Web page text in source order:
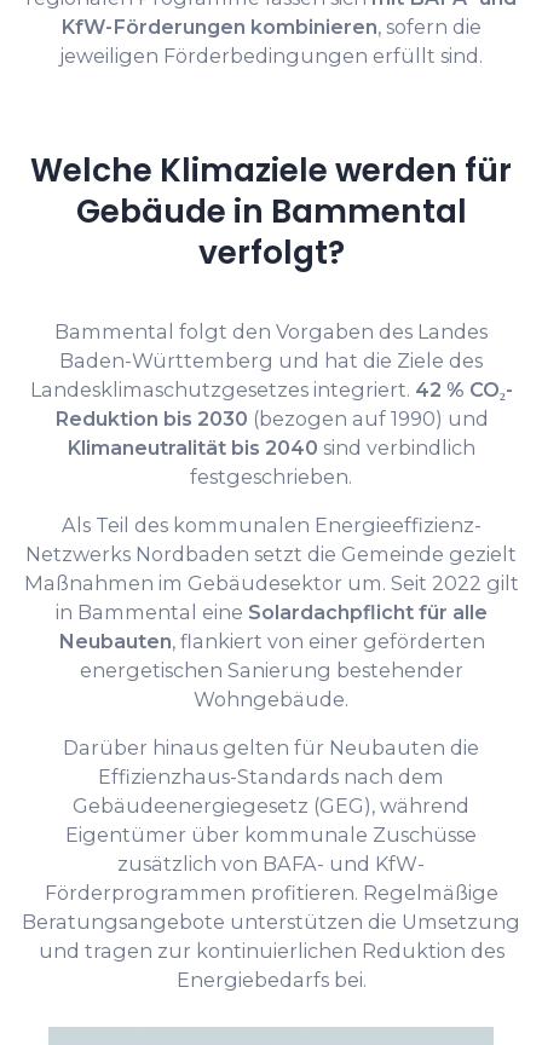
KfW-Förderungen kombinieren, sofern die
jeweiligen Förderbedingungen erfüllt sind.
Welche Klimaziele werden für
Gebäude in Bammental
verfolgt?
Bammental folgt den Vorgaben des Landes
Baden-Württemberg und hat die Ziele des
Landesklimaschutzgesetzes integriert. 42 % CO₂-
Reduktion bis 2030 (bezogen auf 1990) und
Klimaneutralität bis 2040 sind verbindlich
festgeschrieben.
Als Teil des kommunalen Energieeffizienz-
Netzwerks Nordbaden setzt die Gemeinde gezielt
Maßnahmen im Gebäudesektor um. Seit 2022 gilt
in Bammental eine Solardachpflicht für alle
Neubauten, flankiert von einer geförderten
energetischen Sanierung bestehender
Wohngebäude.
Darüber hinaus gelten für Neubauten die
Effizienzhaus-Standards nach dem
Gebäudeenergiegesetz (GEG), während
Eigentümer über kommunale Zuschüsse
zusätzlich von BAFA- und KfW-
Förderprogrammen profitieren. Regelmäßige
Beratungsangebote unterstützen die Umsetzung
und tragen zur kontinuierlichen Reduktion des
Energiebedarfs bei.